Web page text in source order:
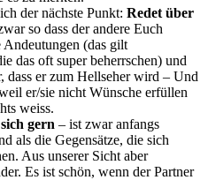
der nächste Punkt: Redet über
so dass der andere Euch
Andeutungen (das gilt
das oft super beherrschen) und
dass er zum Hellseher wird – Und
er/sie nicht Wünsche erfüllen
weiss.
gern – ist zwar anfangs
als die Gegensätze, die sich
Aus unserer Sicht aber
Es ist schön, wenn der Partner